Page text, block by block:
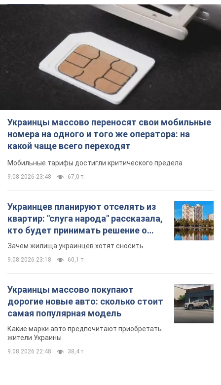
Украинцы массово переносят свои мобильные
номера на одного и того же оператора: на
какой чаще всего переходят
Мобильные тарифы достигли критического предела
9.08.2026 23:48 67,0 т.
Украинцев планируют отселять из
квартир: "слуга народа" рассказала,
кто будет принимать решение о
сносе домов
Зачем жилища украинцев хотят сносить
9.08.2026 23:18 60,1 т.
Украинцы массово покупают
дорогие новые авто: сколько стоит
самая популярная модель
Какие марки авто предпочитают приобретать
жители Украины
9.08.2026 22:48 38,4 т.